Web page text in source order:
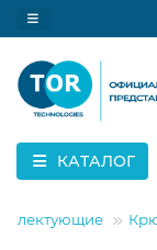
КАТАЛОГ